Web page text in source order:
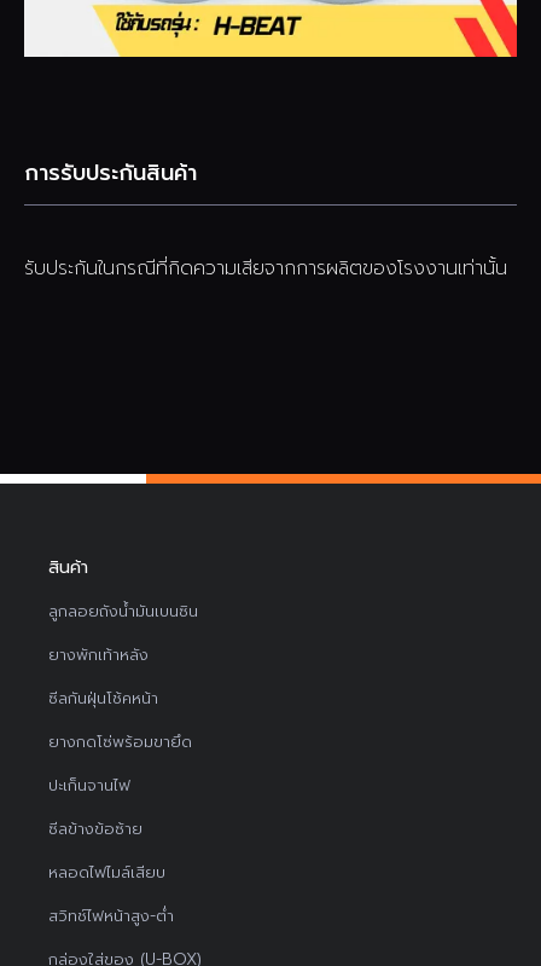
การรับประกันสินค้า
รับประกันในกรณีที่กิดความเสียจากการผลิตของโรงงานเท่านั้น
สินค้า
ลูกลอยถังน้ำมันเบนซิน
ยางพักเท้าหลัง
ซีลกันฝุ่นโช้คหน้า
ยางกดโซ่พร้อมขายึด
ปะเก็นจานไฟ
ซีลข้างข้อซ้าย
หลอดไฟไมล์เสียบ
สวิทช์ไฟหน้าสูง-ต่ำ
กล่องใส่ของ (U-BOX)